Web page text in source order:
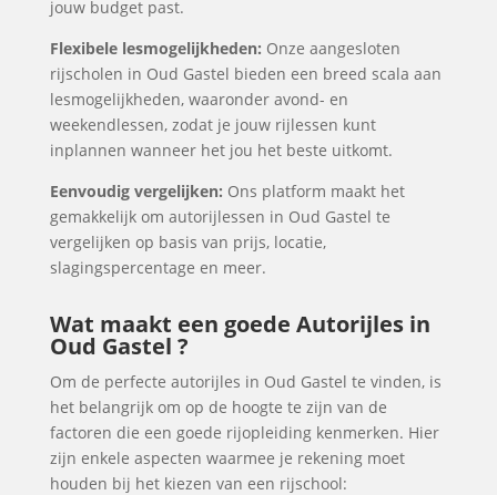
jouw budget past.
Flexibele lesmogelijkheden: Onze aangesloten
rijscholen in Oud Gastel bieden een breed scala aan
lesmogelijkheden, waaronder avond- en
weekendlessen, zodat je jouw rijlessen kunt
inplannen wanneer het jou het beste uitkomt.
Eenvoudig vergelijken: Ons platform maakt het
gemakkelijk om autorijlessen in Oud Gastel te
vergelijken op basis van prijs, locatie,
slagingspercentage en meer.
Wat maakt een goede Autorijles in
Oud Gastel ?
Om de perfecte autorijles in Oud Gastel te vinden, is
het belangrijk om op de hoogte te zijn van de
factoren die een goede rijopleiding kenmerken. Hier
zijn enkele aspecten waarmee je rekening moet
houden bij het kiezen van een rijschool: